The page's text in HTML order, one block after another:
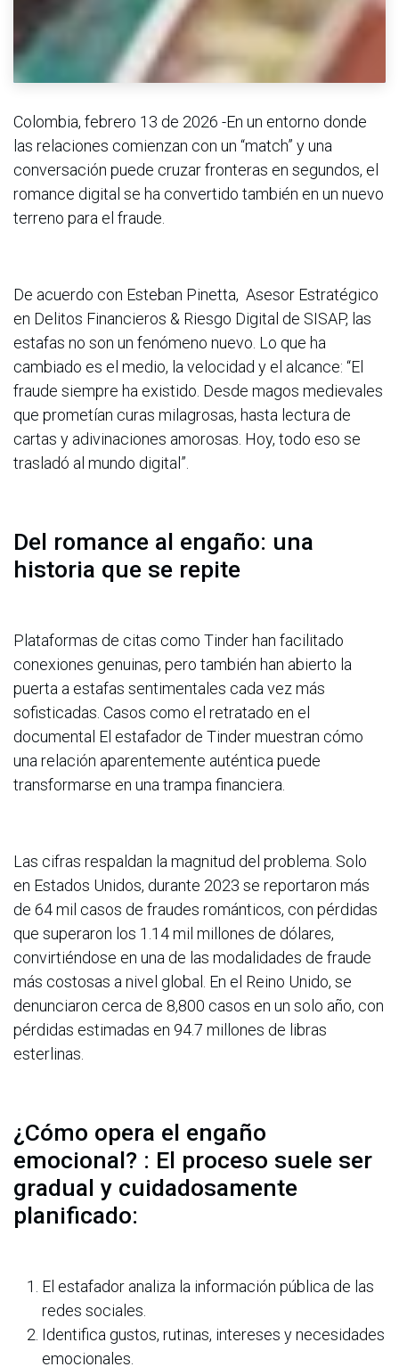
Colombia, febrero 13 de 2026 -En un entorno donde
las relaciones comienzan con un “match” y una
conversación puede cruzar fronteras en segundos, el
romance digital se ha convertido también en un nuevo
terreno para el fraude.
De acuerdo con Esteban Pinetta, Asesor Estratégico
en Delitos Financieros & Riesgo Digital de SISAP, las
estafas no son un fenómeno nuevo. Lo que ha
cambiado es el medio, la velocidad y el alcance: “El
fraude siempre ha existido. Desde magos medievales
que prometían curas milagrosas, hasta lectura de
cartas y adivinaciones amorosas. Hoy, todo eso se
trasladó al mundo digital”.
Del romance al engaño: una
historia que se repite
Plataformas de citas como Tinder han facilitado
conexiones genuinas, pero también han abierto la
puerta a estafas sentimentales cada vez más
sofisticadas. Casos como el retratado en el
documental El estafador de Tinder muestran cómo
una relación aparentemente auténtica puede
transformarse en una trampa financiera.
Las cifras respaldan la magnitud del problema. Solo
en Estados Unidos, durante 2023 se reportaron más
de 64 mil casos de fraudes románticos, con pérdidas
que superaron los 1.14 mil millones de dólares,
convirtiéndose en una de las modalidades de fraude
más costosas a nivel global. En el Reino Unido, se
denunciaron cerca de 8,800 casos en un solo año, con
pérdidas estimadas en 94.7 millones de libras
esterlinas.
¿Cómo opera el engaño
emocional? : El proceso suele ser
gradual y cuidadosamente
planificado:
El estafador analiza la información pública de las
redes sociales.
Identifica gustos, rutinas, intereses y necesidades
emocionales.